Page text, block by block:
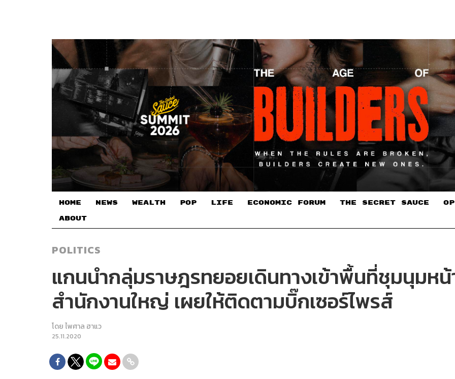
HOME NEWS WEALTH POP LIFE ECONOMIC FORUM THE SECRET SAUCE​
ABOUT
POLITICS
แกนนำกลุ่มราษฎรทยอยเดินทางเข้าพื้นที่ชุมนุมห
สำนักงานใหญ่ เผยให้ติดตามบิ๊กเซอร์ไพรส์
โดยไพศาล ฮาแว
25.11.2020